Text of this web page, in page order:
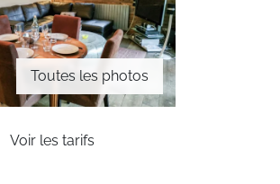
Toutes les photos
Voir les tarifs